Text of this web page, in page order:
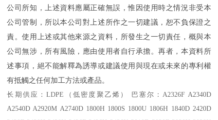
公司所知，上述資料應屬正確無誤，惟因使用時之情況非受本
公司管制，所以本公司對上述所作之一切建議，恕不負保證之
責。使用上述或其他來源之資料，所發生之一切責任，概與本
公司無涉，所有風險，應由使用者自行承擔。再者，本資料所
述事項，絕不能解釋為誘導或建議使用與現在或未來的專利權
有抵觸之任何加工方法或產品。
长期供应：LDPE （低密度聚乙烯） 巴塞尔： A2326F A2340D
A2540D A2920M A2740D 1800H 1800S 1800U 1806H 1840D 2420D